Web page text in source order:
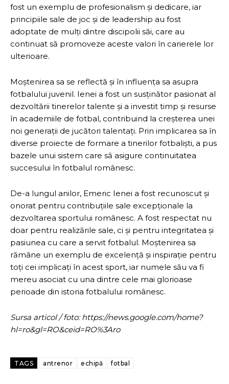
fost un exemplu de profesionalism și dedicare, iar
principiile sale de joc și de leadership au fost
adoptate de mulți dintre discipolii săi, care au
continuat să promoveze aceste valori în carierele lor
ulterioare.
Moștenirea sa se reflectă și în influența sa asupra
fotbalului juvenil. Ienei a fost un susținător pasionat al
dezvoltării tinerelor talente și a investit timp și resurse
în academiile de fotbal, contribuind la creșterea unei
noi generații de jucători talentați. Prin implicarea sa în
diverse proiecte de formare a tinerilor fotbaliști, a pus
bazele unui sistem care să asigure continuitatea
succesului în fotbalul românesc.
De-a lungul anilor, Emeric Ienei a fost recunoscut și
onorat pentru contribuțiile sale excepționale la
dezvoltarea sportului românesc. A fost respectat nu
doar pentru realizările sale, ci și pentru integritatea și
pasiunea cu care a servit fotbalul. Moștenirea sa
rămâne un exemplu de excelență și inspirație pentru
toți cei implicați în acest sport, iar numele său va fi
mereu asociat cu una dintre cele mai glorioase
perioade din istoria fotbalului românesc.
Sursa articol / foto: https://news.google.com/home?
hl=ro&gl=RO&ceid=RO%3Aro
TAGS antrenor echipă fotbal